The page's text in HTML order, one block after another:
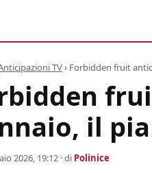
TV› Forbidden fruit
il
2026, 19:12 · di Polinice